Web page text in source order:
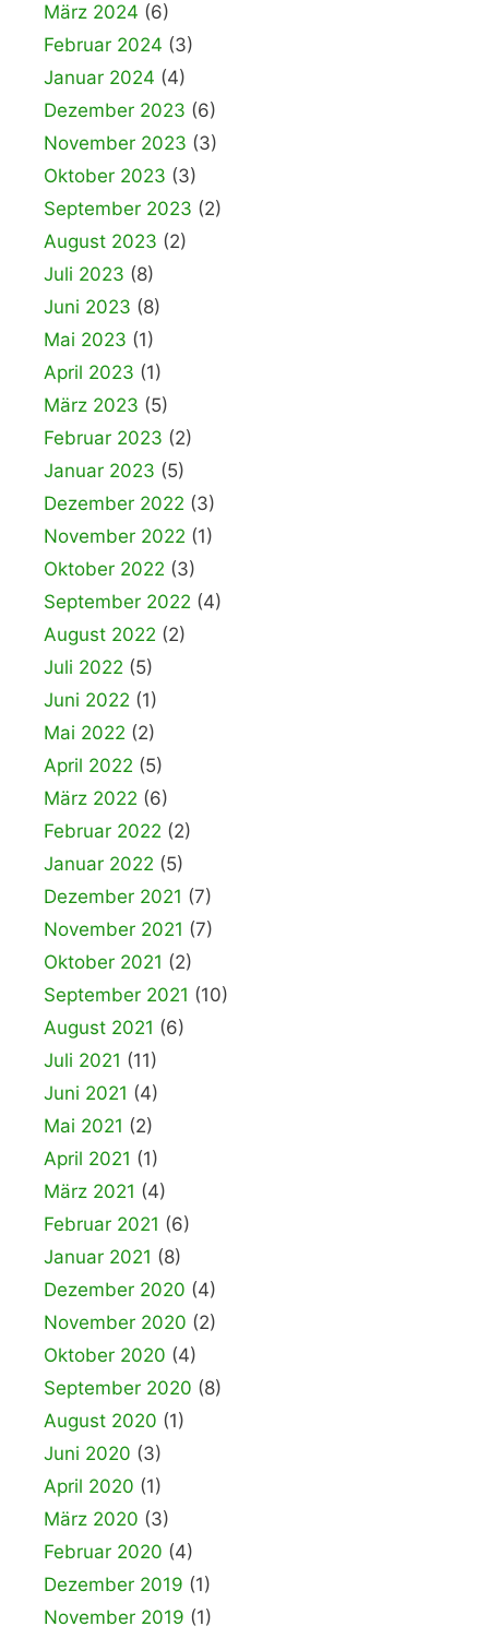
März 2024 (6)
Februar 2024 (3)
Januar 2024 (4)
Dezember 2023 (6)
November 2023 (3)
Oktober 2023 (3)
September 2023 (2)
August 2023 (2)
Juli 2023 (8)
Juni 2023 (8)
Mai 2023 (1)
April 2023 (1)
März 2023 (5)
Februar 2023 (2)
Januar 2023 (5)
Dezember 2022 (3)
November 2022 (1)
Oktober 2022 (3)
September 2022 (4)
August 2022 (2)
Juli 2022 (5)
Juni 2022 (1)
Mai 2022 (2)
April 2022 (5)
März 2022 (6)
Februar 2022 (2)
Januar 2022 (5)
Dezember 2021 (7)
November 2021 (7)
Oktober 2021 (2)
September 2021 (10)
August 2021 (6)
Juli 2021 (11)
Juni 2021 (4)
Mai 2021 (2)
April 2021 (1)
März 2021 (4)
Februar 2021 (6)
Januar 2021 (8)
Dezember 2020 (4)
November 2020 (2)
Oktober 2020 (4)
September 2020 (8)
August 2020 (1)
Juni 2020 (3)
April 2020 (1)
März 2020 (3)
Februar 2020 (4)
Dezember 2019 (1)
November 2019 (1)